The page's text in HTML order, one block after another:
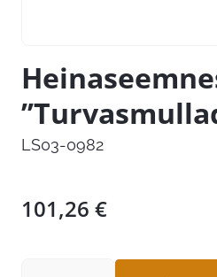
LS03-0982
101,26 €